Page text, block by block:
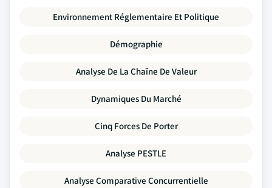
Environnement Réglementaire Et Politique
Démographie
Analyse De La Chaîne De Valeur
Dynamiques Du Marché
Cinq Forces De Porter
Analyse PESTLE
Analyse Comparative Concurrentielle